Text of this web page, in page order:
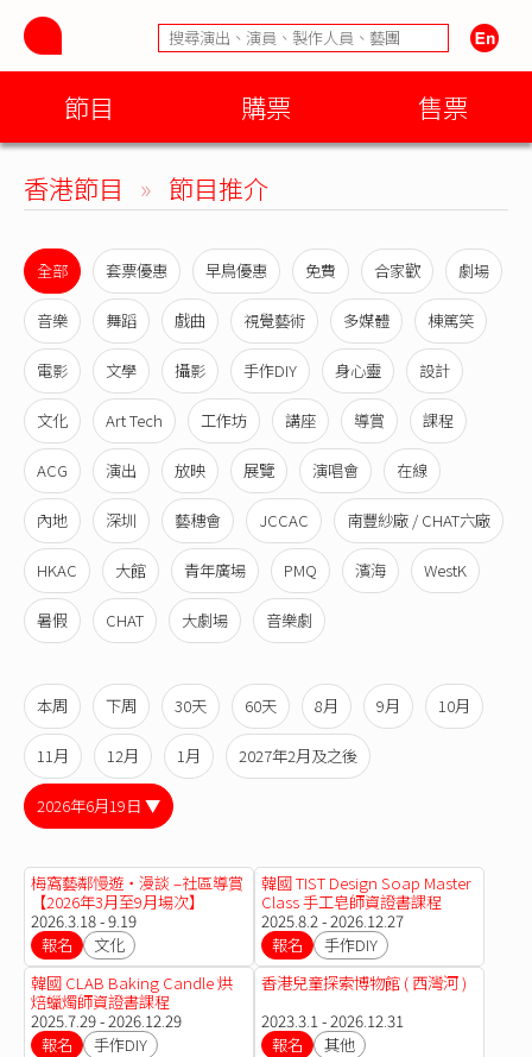
節目 購票 售票
香港節目 » 節目推介
全部 套票優惠 早鳥優惠 免費 合家歡 劇場
音樂 舞蹈 戲曲 視覺藝術 多媒體 棟篤笑
電影 文學 攝影 手作DIY 身心靈 設計
文化 Art Tech 工作坊 講座 導賞 課程
ACG 演出 放映 展覽 演唱會 在線
內地 深圳 藝穗會 JCCAC 南豐紗廠 / CHAT六廠
HKAC 大館 青年廣場 PMQ 濱海 WestK
暑假 CHAT 大劇場 音樂劇
本周 下周 30天 60天 8月 9月 10月
11月 12月 1月 2027年2月及之後
2026年6月19日 ▼
梅窩藝鄰慢遊・漫談 –社區導賞
【2026年3月至9月場次】
2026.3.18 - 9.19
報名
文化
韓國 TIST Design Soap Master
Class 手工皂師資證書課程
2025.8.2 - 2026.12.27
報名
手作DIY
韓國 CLAB Baking Candle 烘
焙蠟燭師資證書課程
2025.7.29 - 2026.12.29
報名
手作DIY
香港兒童探索博物館 ( 西灣河 )
2023.3.1 - 2026.12.31
報名
其他